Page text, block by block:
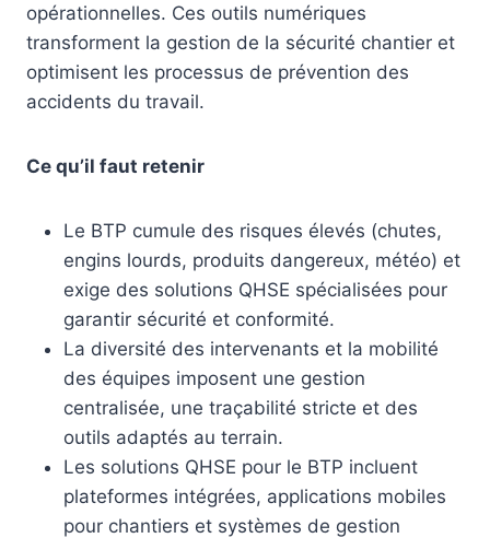
opérationnelles. Ces outils numériques
transforment la gestion de la sécurité chantier et
optimisent les processus de prévention des
accidents du travail.
Ce qu’il faut retenir
Le BTP cumule des risques élevés (chutes,
engins lourds, produits dangereux, météo) et
exige des solutions QHSE spécialisées pour
garantir sécurité et conformité.
La diversité des intervenants et la mobilité
des équipes imposent une gestion
centralisée, une traçabilité stricte et des
outils adaptés au terrain.
Les solutions QHSE pour le BTP incluent
plateformes intégrées, applications mobiles
pour chantiers et systèmes de gestion